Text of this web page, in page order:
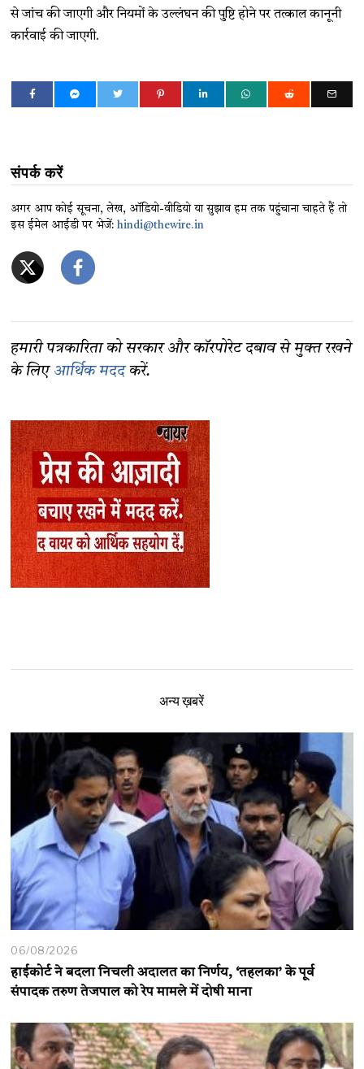
से जांच की जाएगी और नियमों के उल्लंघन की पुष्टि होने पर तत्काल कानूनी
कार्रवाई की जाएगी.
संपर्क करें
अगर आप कोई सूचना, लेख, ऑडियो-वीडियो या सुझाव हम तक पहुंचाना चाहते हैं तो
इस ईमेल आईडी पर भेजें:hindi@thewire.in
हमारी पत्रकारिता को सरकार और कॉरपोरेट दबाव से मुक्त रखने
के लिए आर्थिक मददकरें.
अन्य ख़बरें
06/08/2026
हाईकोर्ट ने बदला निचली अदालत का निर्णय, ‘तहलका’ के पूर्व
संपादक तरुण तेजपाल को रेप मामले में दोषी माना